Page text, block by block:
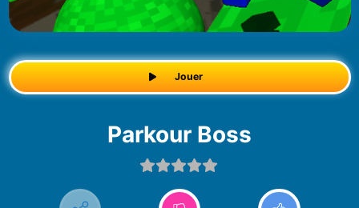
Jouer
Parkour Boss